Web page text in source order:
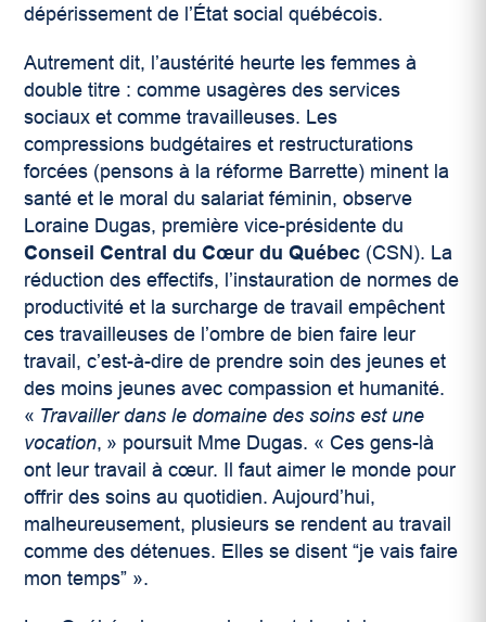
dépérissement de l’État social québécois.
Autrement dit, l’austérité heurte les femmes à
double titre : comme usagères des services
sociaux et comme travailleuses. Les
compressions budgétaires et restructurations
forcées (pensons à la réforme Barrette) minent la
santé et le moral du salariat féminin, observe
Loraine Dugas, première vice-présidente du
Conseil Central du Cœur du Québec (CSN). La
réduction des effectifs, l’instauration de normes de
productivité et la surcharge de travail empêchent
ces travailleuses de l’ombre de bien faire leur
travail, c’est-à-dire de prendre soin des jeunes et
des moins jeunes avec compassion et humanité.
« Travailler dans le domaine des soins est une
vocation, » poursuit Mme Dugas. « Ces gens-là
ont leur travail à cœur. Il faut aimer le monde pour
offrir des soins au quotidien. Aujourd’hui,
malheureusement, plusieurs se rendent au travail
comme des détenues. Elles se disent “je vais faire
mon temps” ».